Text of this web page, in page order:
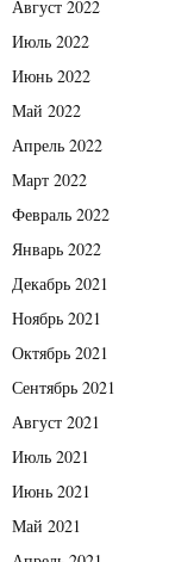
Август 2022
Июль 2022
Июнь 2022
Май 2022
Апрель 2022
Март 2022
Февраль 2022
Январь 2022
Декабрь 2021
Ноябрь 2021
Октябрь 2021
Сентябрь 2021
Август 2021
Июль 2021
Июнь 2021
Май 2021